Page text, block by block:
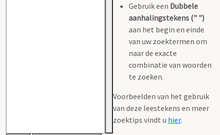
Gebruik een Dubbele
aanhalingstekens (" ")
aan het begin en einde
van uw zoektermen om
naar de exacte
combinatie van woorden
te zoeken.
Voorbeelden van het gebruik
van deze leestekens en meer
zoektips vindt u hier.